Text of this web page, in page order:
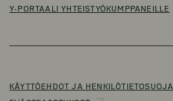
Y-PORTAALI YHTEISTYÖKUMPPANEILLE
KÄYTTÖEHDOT JA HENKILÖTIETOSUOJA